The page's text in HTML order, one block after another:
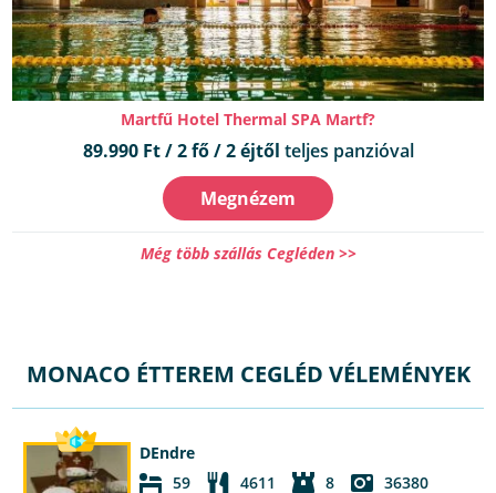
Martfű Hotel Thermal SPA Martf?
89.990 Ft / 2 fő / 2 éjtől teljes panzióval
Megnézem
Még több szállás Cegléden >>
MONACO ÉTTEREM CEGLÉD VÉLEMÉNYEK
DEndre
59
4611 8 36380